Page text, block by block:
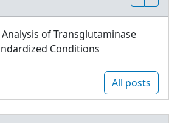
of Transglutaminase
Conditions
All posts